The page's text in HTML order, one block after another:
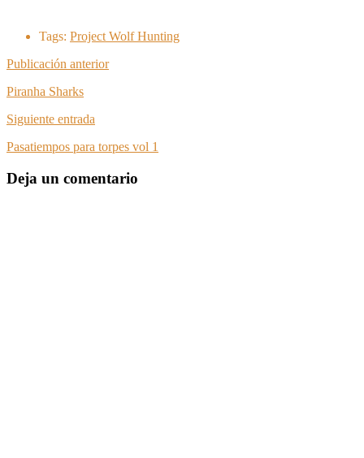
Tags: Project Wolf Hunting
Publicación anterior
Piranha Sharks
Siguiente entrada
Pasatiempos para torpes vol 1
Deja un comentario